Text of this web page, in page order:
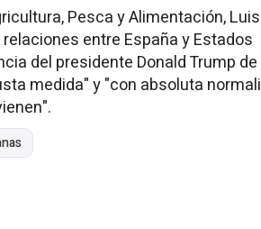
Pesca y Alimentación, Luis
entre España y Estados
del presidente Donald Trump de
medida" y "con absoluta